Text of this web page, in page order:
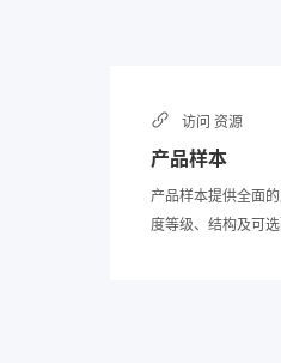
访问 资源
产品样本
产品样本提供全面
度等级、结构及可